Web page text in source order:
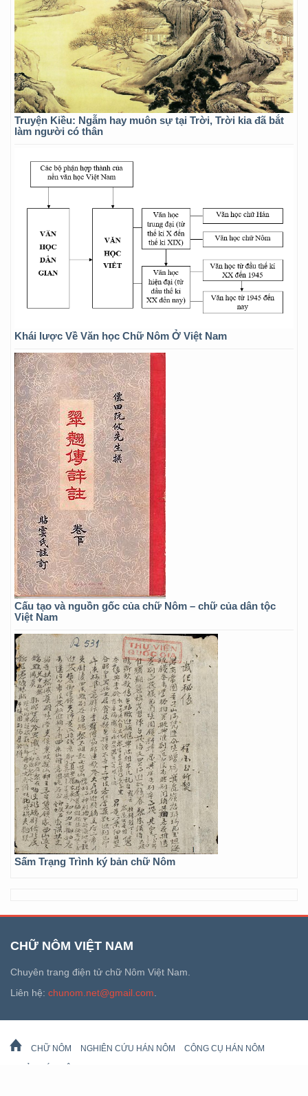
Truyện Kiều: Ngẫm hay muôn sự tại Trời, Trời kia đã bắt
làm người có thân
Khái lược Về Văn học Chữ Nôm Ở Việt Nam
Cấu tạo và nguồn gốc của chữ Nôm – chữ của dân tộc
Việt Nam
Sấm Trạng Trình ký bản chữ Nôm
CHỮ NÔM VIỆT NAM
Chuyên trang điện tử chữ Nôm Việt Nam.
Liên hệ: chunom.net@gmail.com
CHỮ NÔM NGHIÊN CỨU HÁN NÔM CÔNG CỤ HÁN NÔM